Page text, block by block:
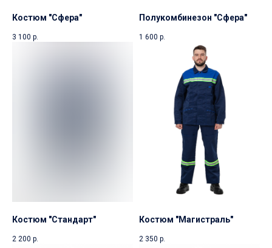
Костюм "Сфера"
3 100 р.
Полукомбинезон "Сфера"
1 600 р.
Костюм "Стандарт"
2 200 р.
Костюм "Магистраль"
2 350 р.